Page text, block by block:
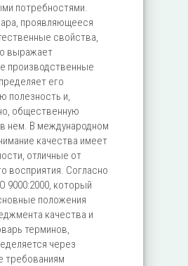
потребностями.
проявляющееся
свойства,
выражает
производственные
его
полезность и,
общественную
нем. В международном
качества имеет
отличные от
восприятия. Согласно
9000:2000, который
положения
качества и
терминов,
через
требованиям